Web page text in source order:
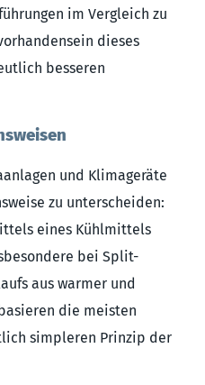
im Vergleich zu
dieses
besseren
und Klimageräte
zu unterscheiden:
eines Kühlmittels
bei Split-
aus warmer und
die meisten
simpleren Prinzip der